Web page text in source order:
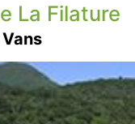
La Filature